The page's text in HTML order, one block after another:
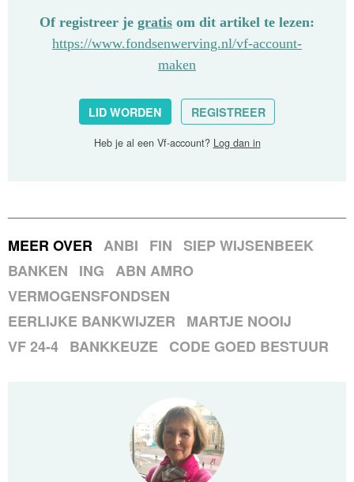
Of registreer je gratis om dit artikel te lezen:
https://www.fondsenwerving.nl/vf-account-
maken
LID WORDEN REGISTREER
Heb je al een Vf-account? Log dan in
MEER OVER ANBI FIN SIEP WIJSENBEEK
BANKEN
ING ABN AMRO
VERMOGENSFONDSEN
EERLIJKE BANKWIJZER
MARTJE NOOIJ
VF 24-4 BANKKEUZE CODE GOED BESTUUR